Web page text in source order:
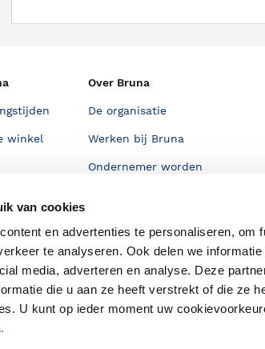
van cookies
en advertenties te personaliseren, om
te analyseren. Ook delen we
media, adverteren en analyse. Deze
die u aan ze heeft verstrekt of die ze
U kunt op ieder moment uw
.
winkel
Over Bruna
De organisatie
Werken bij Bruna
Ondernemer worden
Statement
Blog
Discriminerende boeken